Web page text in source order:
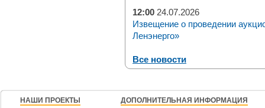
12:00 24.07.2026
Извещение о проведении
Ленэнерго»
Все новости
НАШИ ПРОЕКТЫ
ДОПОЛНИТЕЛЬНАЯ ИНФОРМАЦИЯ